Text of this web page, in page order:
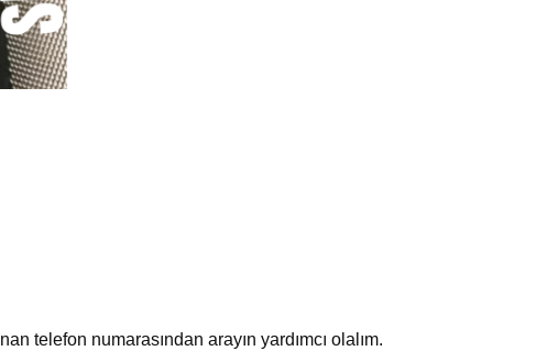
telefon numarasından arayın yardımcı olalım.